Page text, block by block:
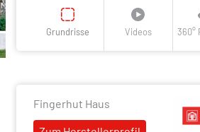
Grundrisse Videos 360°
Fingerhut Haus